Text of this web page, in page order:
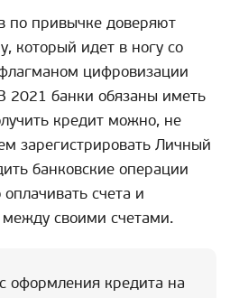
по привычке доверяют
который идет в ногу со
цифровизации
2021 банки обязаны иметь
кредит можно, не
зарегистрировать Личный
банковские операции
счета и
своими счетами.
оформления кредита на